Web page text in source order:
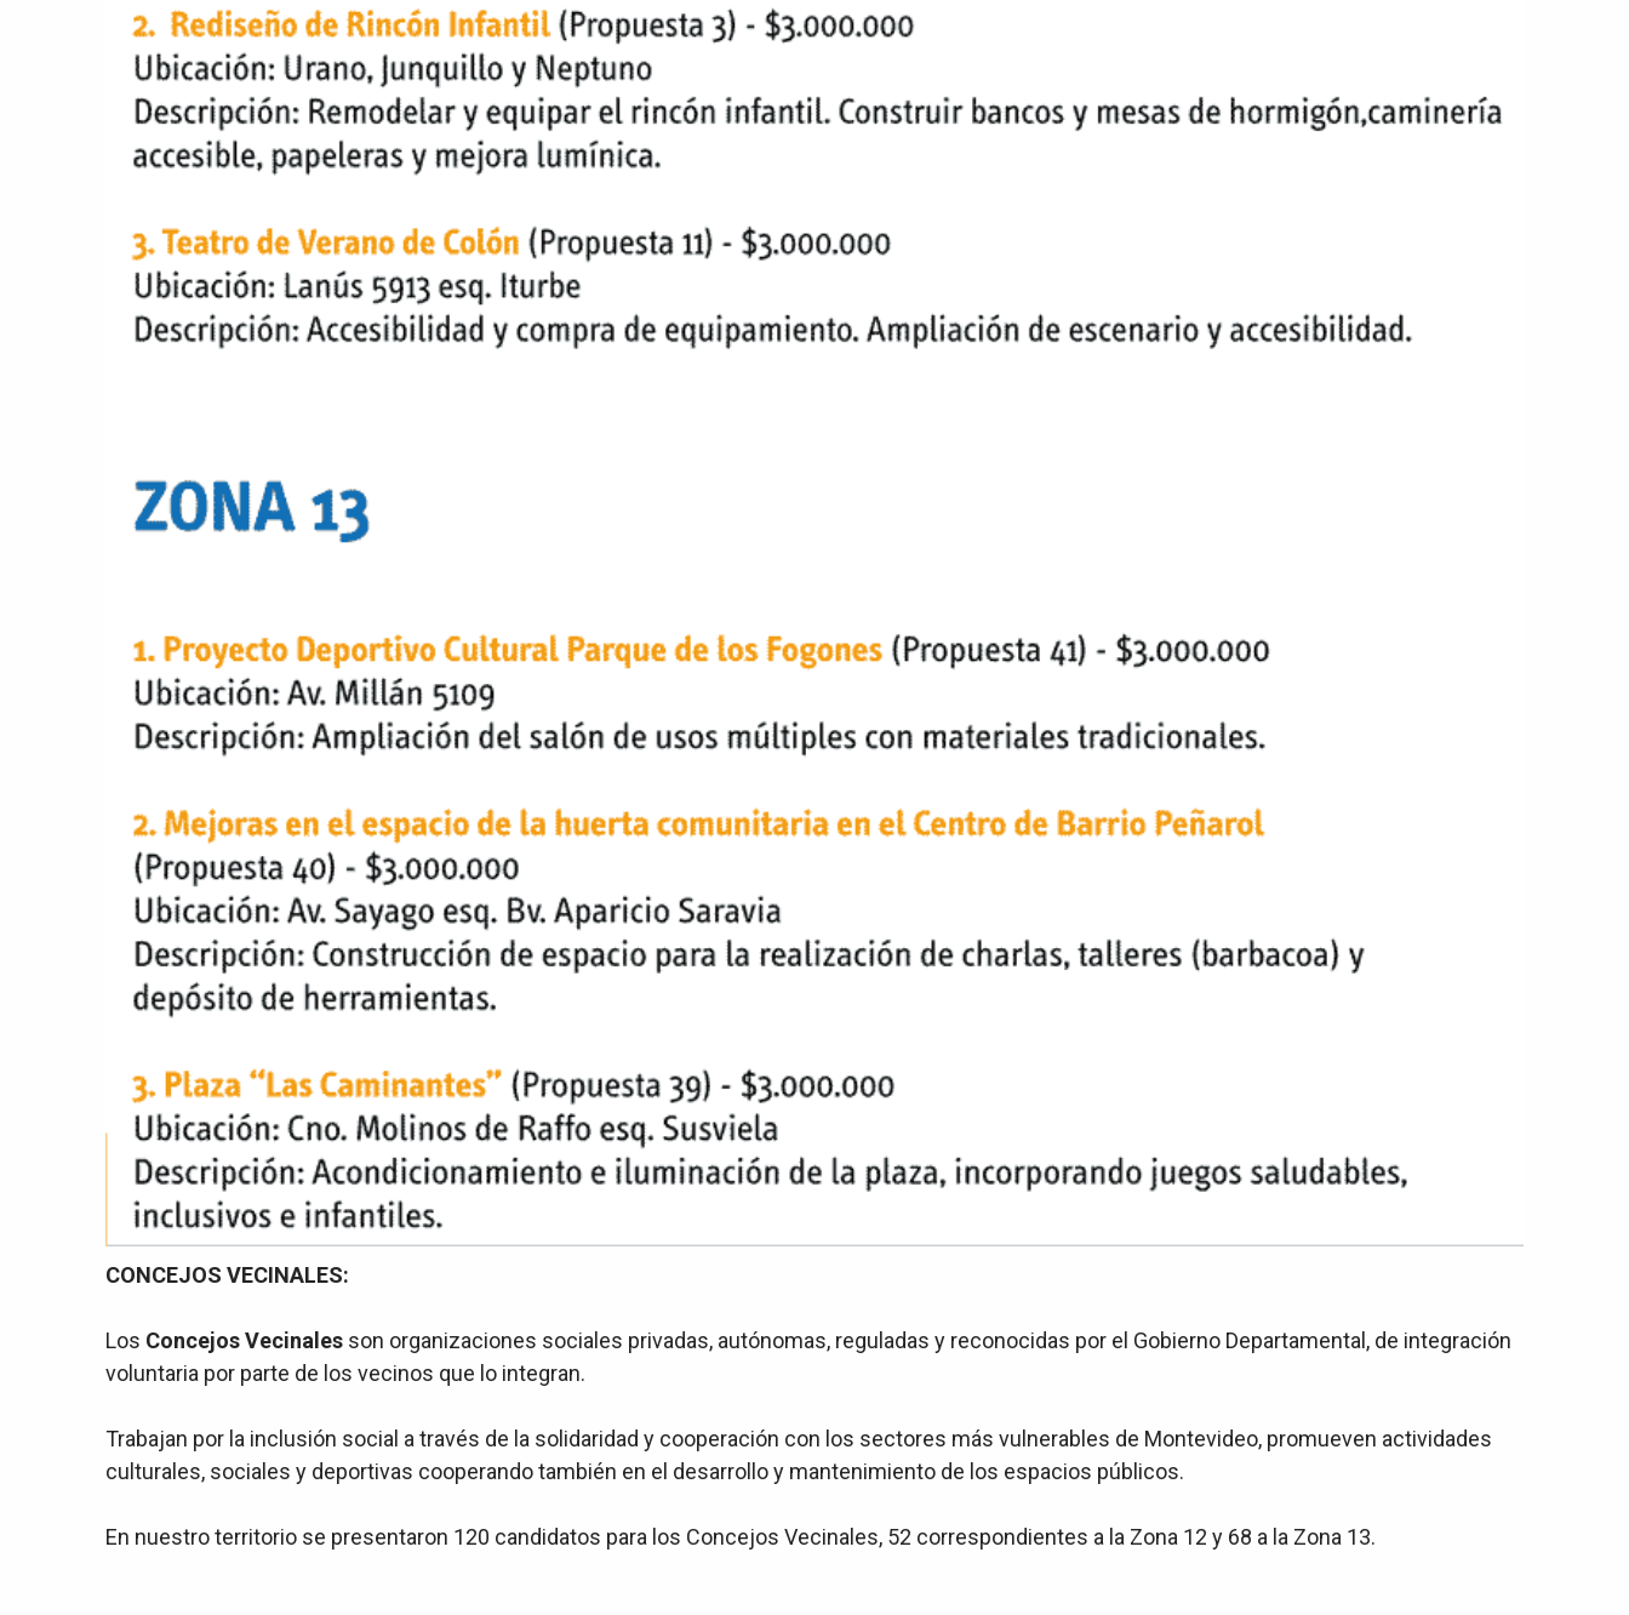
CONCEJOS VECINALES:
Los Concejos Vecinales son organizaciones sociales privadas, autónomas, reguladas y reconocidas por el Gobierno Departamental, de integración
voluntaria por parte de los vecinos que lo integran.
Trabajan por la inclusión social a través de la solidaridad y cooperación con los sectores más vulnerables de Montevideo, promueven actividades
culturales, sociales y deportivas cooperando también en el desarrollo y mantenimiento de los espacios públicos.
En nuestro territorio se presentaron 120 candidatos para los Concejos Vecinales, 52 correspondientes a la Zona 12 y 68 a la Zona 13.